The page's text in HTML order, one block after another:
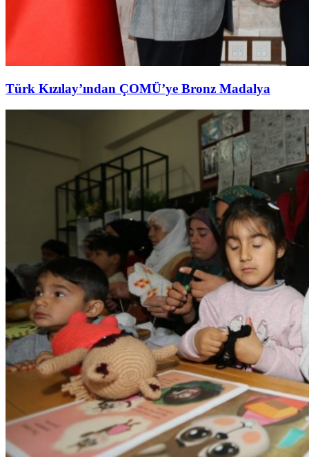
Türk Kızılay’ından ÇOMÜ’ye Bronz Madalya